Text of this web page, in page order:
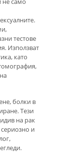
тестове
Използват
като
болки в
Тези
на рак
сериозно и